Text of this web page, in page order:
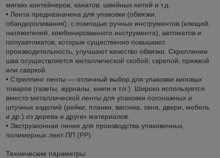
мягких контейнеров, канатов, швейных нитей и т.д.
• Лента предназначена для упаковки (обвязки,
обандероливания), с помощью ручных инструментов (клещей,
натяжителей, комбинированного инструмента), автоматов и
полуавтоматов, которые существенно повышают
производительность, улучшают качество обвязки. Скрепление
шва осуществляется металлической скобой, скрепой, пряжкой
или сваркой.
• Стреппинг ленты — отличный выбор для упаковки киповых
товаров (газеты, журналы, книги и т.п.). Широко используется
вместо металлической ленты для упаковки погонажных и
штучных изделий (рейки, планки, вагонка, окна, двери, мебель
и др.) из дерева и других материалов.
• Экструзионная линия для производства упаковочных,
полимерных лент ПП (PP)
Технические параметры: